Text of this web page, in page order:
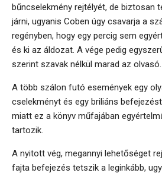
bűncselekmény rejtélyét, de biztosan
járni, ugyanis Coben úgy csavarja a
regényben, hogy egy percig sem
és ki az áldozat. A vége pedig
szerint szavak nélkül marad az olvasó.
A több szálon futó események egy
cselekményt és egy briliáns
miatt ez a könyv műfajában
tartozik.
A nyitott vég, megannyi lehetőséget
fajta befejezés tetszik a leginkább,